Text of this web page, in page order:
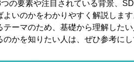
べき視点
の要素や注目されている背景、
いのかをわかりやすく解説しま
ーマのため、基礎から理解した
かを知りたい人は、ぜひ参考にし